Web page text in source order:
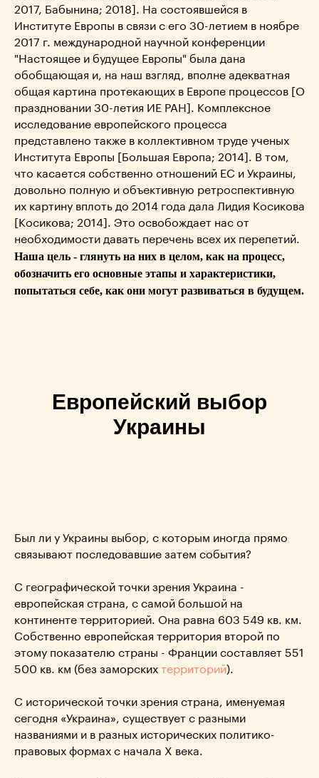
2017, Бабынина; 2018]. На состоявшейся в
Институте Европы в связи с его 30-летием в ноябре
2017 г. международной научной конференции
"Настоящее и будущее Европы" была дана
обобщающая и, на наш взгляд, вполне адекватная
общая картина протекающих в Европе процессов [О
праздновании 30-летия ИЕ РАН]. Комплексное
исследование европейского процесса
представлено также в коллективном труде ученых
Института Европы [Большая Европа; 2014]. В том,
что касается собственно отношений ЕС и Украины,
довольно полную и объективную ретроспективную
их картину вплоть до 2014 года дала Лидия Коcикова
[Косикова; 2014]. Это освобождает нас от
необходимости давать перечень всех их перепетий.
Наша цель - глянуть на них в целом, как на процесс,
обозначить его основные этапы и характеристики,
попытаться себе, как они могут развиваться в будущем.
Европейский выбор
Украины
Был ли у Украины выбор, с которым иногда прямо
связывают последовавшие затем события?
С географической точки зрения Украина -
европейская страна, с самой большой на
континенте территорией. Она равна 603 549 кв. км.
Собственно европейская территория второй по
этому показателю страны - Франции составляет 551
500 кв. км (без заморских территорий).
С исторической точки зрения страна, именуемая
сегодня «Украина», существует с разными
названиями и в разных исторических политико-
правовых формах с начала Х века.